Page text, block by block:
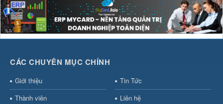
CÁC CHUYÊN MỤC CHÍNH
Giới thiệu
Tin Tức
Thành viên
Liên hệ